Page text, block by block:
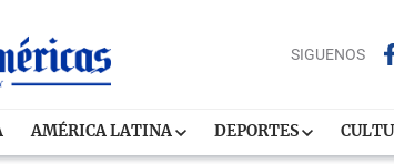
SIGUENOS
AMÉRICA LATINA DEPORTES